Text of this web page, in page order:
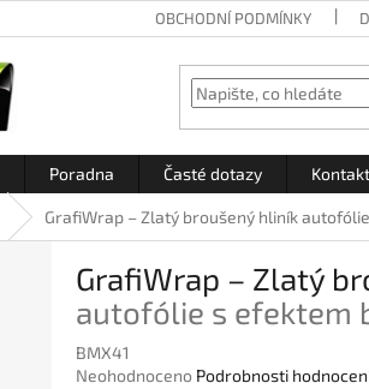
OBCHODNÍ PODMÍNKY
Poradna Časté dotazy
GrafiWrap – Zlatý broušený hliník
GrafiWrap – Zlatý
autofólie s efektem
BMX41
Průměrné
Neohodnoceno Podrobnosti